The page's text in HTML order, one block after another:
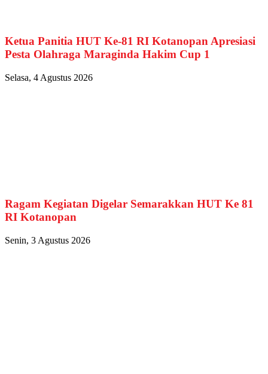
Ketua Panitia HUT Ke-81 RI Kotanopan Apresiasi
Pesta Olahraga Maraginda Hakim Cup 1
Selasa, 4 Agustus 2026
Ragam Kegiatan Digelar Semarakkan HUT Ke 81
RI Kotanopan
Senin, 3 Agustus 2026